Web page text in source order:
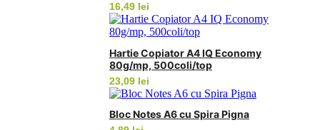
16,49 lei
Hartie Copiator A4 IQ Economy
80g/mp, 500coli/top
23,09 lei
Bloc Notes A6 cu Spira Pigna